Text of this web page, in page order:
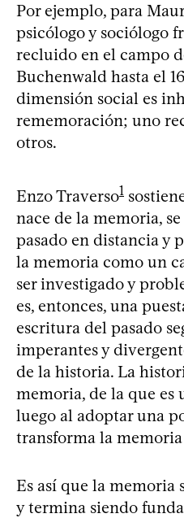
Por ejemplo, para
psicólogo y sociólogo
recluido en el campo
Buchenwald hasta el
dimensión social es
rememoración; uno
otros.
Enzo Traverso1
nace de la memoria,
pasado en distancia y
la memoria como un
ser investigado y
es, entonces, una
escritura del pasado
imperantes y
de la historia. La
memoria, de la que es
luego al adoptar una
transforma la
Es así que la memoria
y termina siendo